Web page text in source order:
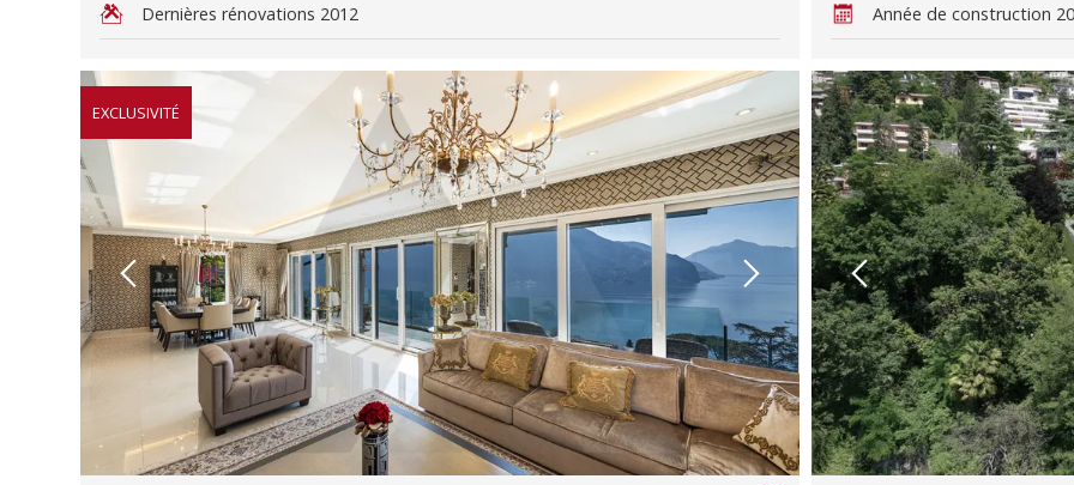
Dernières rénovations 2012 Année de construction
EXCLUSIVITÉ